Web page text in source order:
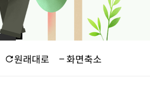
원래대로 화면축소